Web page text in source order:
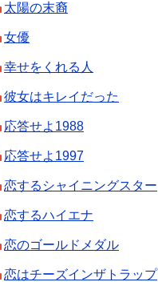
太陽の末裔
女優
幸せをくれる人
彼女はキレイだった
応答せよ1988
応答せよ1997
恋するシャイニングスター
恋するハイエナ
恋のゴールドメダル
恋はチーズインザトラップ